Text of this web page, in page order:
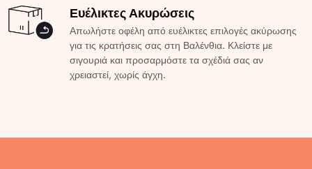
Ευέλικτες Ακυρώσεις
Απωλήστε οφέλη από ευέλικτες επιλογές ακύρωσης
για τις κρατήσεις σας στη Βαλένθια. Κλείστε με
σιγουριά και προσαρμόστε τα σχέδιά σας αν
χρειαστεί, χωρίς άγχη.